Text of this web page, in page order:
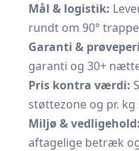
Mål & logistik:
rundt om 90°
Garanti &
garanti og 30+
Pris kontra værdi:
støttezone og pr.
Miljø & vedligehold:
aftagelige betræk